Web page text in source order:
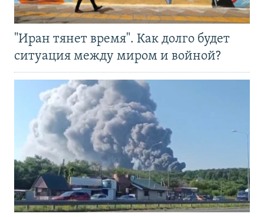
"Иран тянет время". Как долго будет
ситуация между миром и войной?